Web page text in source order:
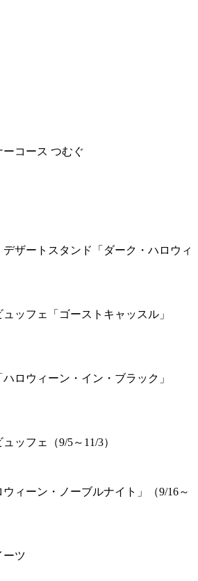
ーコース つむぐ
ザートスタンド「ダーク・ハロウィ
ッフェ「ゴーストキャッスル」
ロウィーン・イン・ブラック」
ッフェ（9/5～11/3）
ィーン・ノーブルナイト」（9/16～
ーツ